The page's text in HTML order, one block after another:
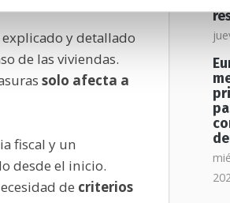
y detallado
de las viviendas.
solo afecta a
fiscal y un
desde el inicio.
de criterios